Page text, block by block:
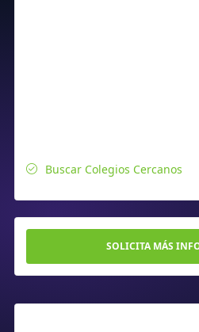
Buscar Colegios Cercanos
SOLICITA MÁS